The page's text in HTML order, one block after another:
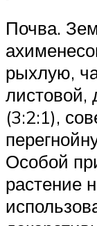
Почва.
рыхлую,
листовой,
(3:2:1),
Особой
растение